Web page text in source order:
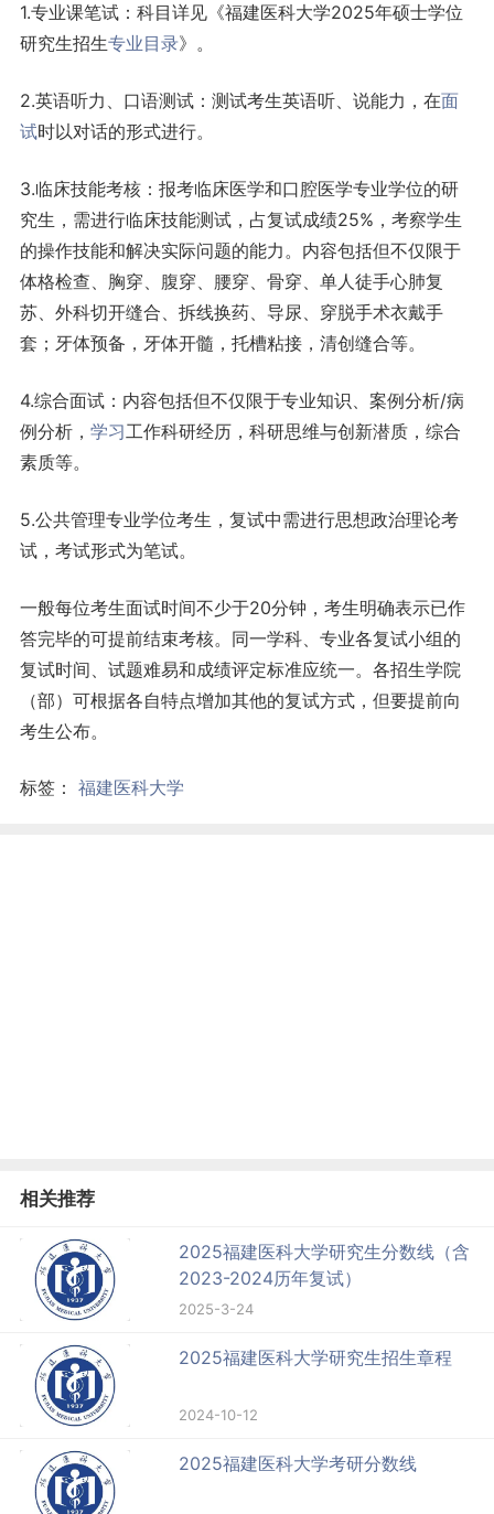
1.专业课笔试：科目详见《福建医科大学2025年硕士学位
研究生招生专业目录》。
2.英语听力、口语测试：测试考生英语听、说能力，在面
试时以对话的形式进行。
3.临床技能考核：报考临床医学和口腔医学专业学位的研
究生，需进行临床技能测试，占复试成绩25%，考察学生
的操作技能和解决实际问题的能力。内容包括但不仅限于
体格检查、胸穿、腹穿、腰穿、骨穿、单人徒手心肺复
苏、外科切开缝合、拆线换药、导尿、穿脱手术衣戴手
套；牙体预备，牙体开髓，托槽粘接，清创缝合等。
4.综合面试：内容包括但不仅限于专业知识、案例分析/病
例分析， 学习工作科研经历，科研思维与创新潜质，综合
素质等。
5.公共管理专业学位考生，复试中需进行思想政治理论考
试，考试形式为笔试。
一般每位考生面试时间不少于20分钟，考生明确表示已作
答完毕的可提前结束考核。同一学科、专业各复试小组的
复试时间、试题难易和成绩评定标准应统一。各招生学院
（部）可根据各自特点增加其他的复试方式，但要提前向
考生公布。
标签： 福建医科大学
相关推荐
2025福建医科大学研究生分数线（含
2023-2024历年复试）
2025-3-24
2025福建医科大学研究生招生章程
2024-10-12
2025福建医科大学考研分数线